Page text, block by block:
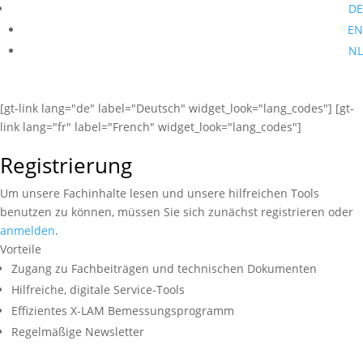
DE
EN
NL
[gt-link lang="de" label="Deutsch" widget_look="lang_codes"] [gt-
link lang="fr" label="French" widget_look="lang_codes"]
Registrierung
Um unsere Fachinhalte lesen und unsere hilfreichen Tools
benutzen zu können, müssen Sie sich zunächst registrieren oder
anmelden.
Vorteile
Zugang zu Fachbeiträgen und technischen Dokumenten
Hilfreiche, digitale Service-Tools
Effizientes X-LAM Bemessungsprogramm
Regelmäßige Newsletter